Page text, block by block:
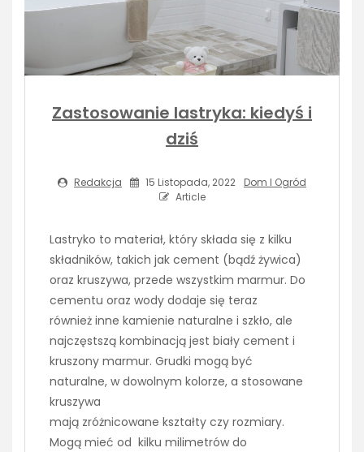
Zastosowanie lastryka: kiedyś i
dziś
Redakcja 15 Listopada, 2022
Dom I Ogród
Article
Lastryko to materiał, który składa się z kilku
składników, takich jak cement (bądź żywica)
oraz kruszywa, przede wszystkim marmur. Do
cementu oraz wody dodaje się teraz
również inne kamienie naturalne i szkło, ale
najczęstszą kombinacją jest biały cement i
kruszony marmur. Grudki mogą być
naturalne, w dowolnym kolorze, a stosowane
kruszywa
mają zróżnicowane kształty czy rozmiary.
Mogą mieć od kilku milimetrów do